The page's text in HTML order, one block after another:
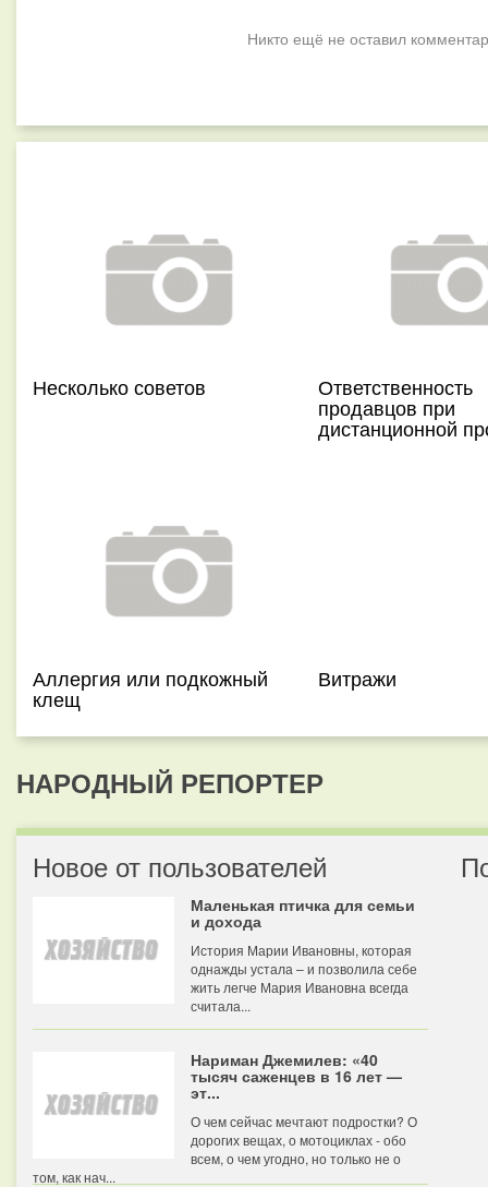
Никто ещё не оставил
Несколько советов Ответственность
продавцов при
дистанционной
Аллергия или подкожный
клещ
Витражи
НАРОДНЫЙ РЕПОРТЕР
Новое от пользователей
Маленькая птичка для семьи
и дохода
История Марии Ивановны, которая
однажды устала – и позволила себе
жить легче Мария Ивановна всегда
считала...
Нариман Джемилев: «40
тысяч саженцев в 16 лет —
эт...
О чем сейчас мечтают подростки? О
дорогих вещах, о мотоциклах - обо
всем, о чем угодно, но только не о
том, как нач...